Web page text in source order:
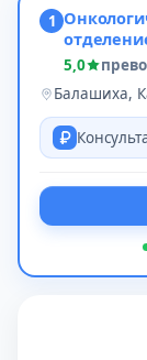
1
5,0
Балашиха,